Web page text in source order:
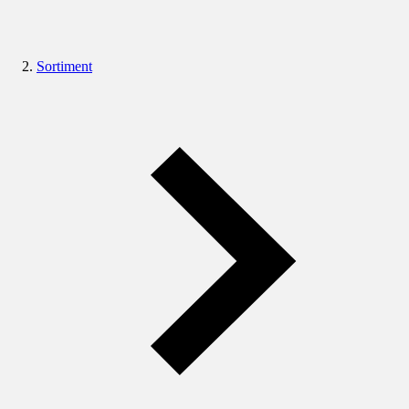
Sortiment